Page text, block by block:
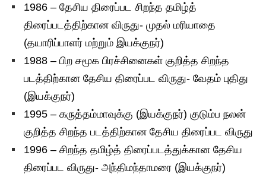
1986 – தேசிய திரைப்பட சிறந்த தமிழ்த்
திரைப்படத்திற்கான விருது- முதல் மரியாதை
(தயாரிப்பாளர் மற்றும் இயக்குநர்)
1988 – பிற சமூக பிரச்சினைகள் குறித்த சிறந்த
படத்திற்கான தேசிய திரைப்பட விருது- வேதம் புதிது
(இயக்குநர்)
1995 – கருத்தம்மாவுக்கு (இயக்குநர்) குடும்ப நலன்
குறித்த சிறந்த படத்திற்கான தேசிய திரைப்பட விருது
1996 – சிறந்த தமிழ்த் திரைப்படத்துக்கான தேசிய
திரைப்பட விருது- அந்திமந்தாமரை (இயக்குநர்)